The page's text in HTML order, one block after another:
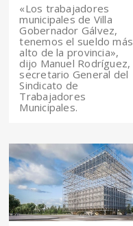
«Los trabajadores
municipales de Villa
Gobernador Gálvez,
tenemos el sueldo más
alto de la provincia»,
dijo Manuel Rodríguez,
secretario General del
Sindicato de
Trabajadores
Municipales.